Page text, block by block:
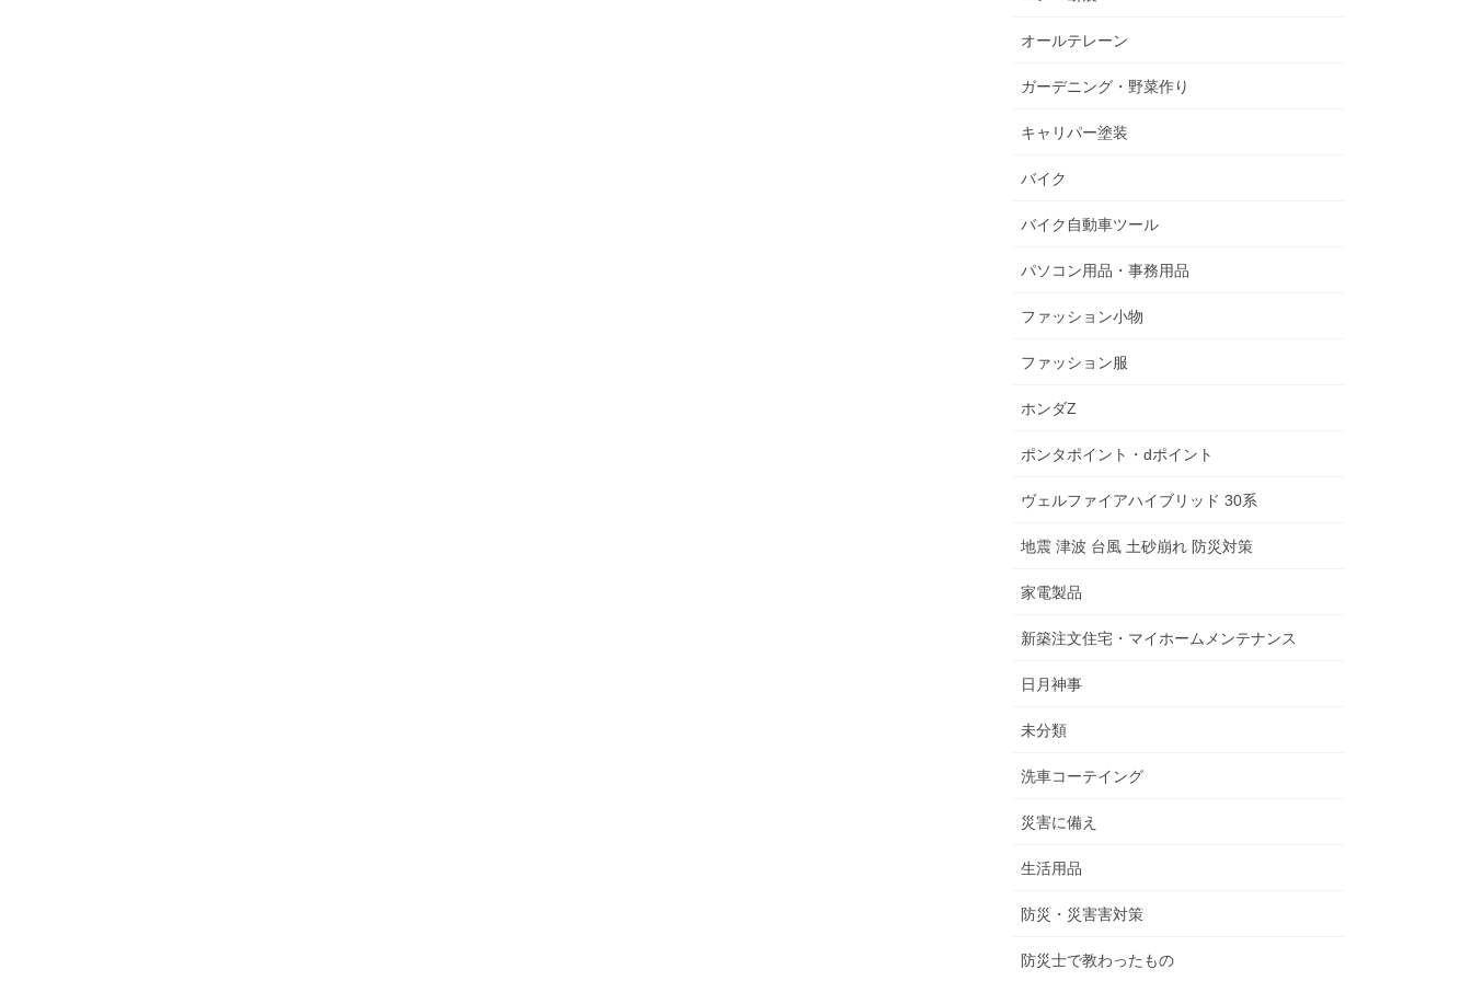
オールテレーン
ガーデニング・野菜作り
キャリパー塗装
バイク
バイク自動車ツール
パソコン用品・事務用品
ファッション小物
ファッション服
ホンダZ
ポンタポイント・dポイント
ヴェルファイアハイブリッド 30系
地震 津波 台風 土砂崩れ 防災対策
家電製品
新築注文住宅・マイホームメンテナンス
日月神事
未分類
洗車コーテイング
災害に備え
生活用品
防災・災害害対策
防災士で教わったもの